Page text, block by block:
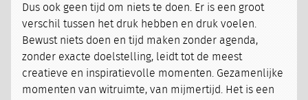
Dus ook geen tijd om niets te doen. Er is een groot
verschil tussen het druk hebben en druk voelen.
Bewust niets doen en tijd maken zonder agenda,
zonder exacte doelstelling, leidt tot de meest
creatieve en inspiratievolle momenten. Gezamenlijke
momenten van witruimte, van mijmertijd. Het is een